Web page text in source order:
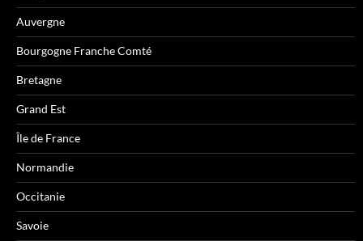
Auvergne
Bourgogne Franche Comté
Bretagne
Grand Est
Île de France
Normandie
Occitanie
Savoie